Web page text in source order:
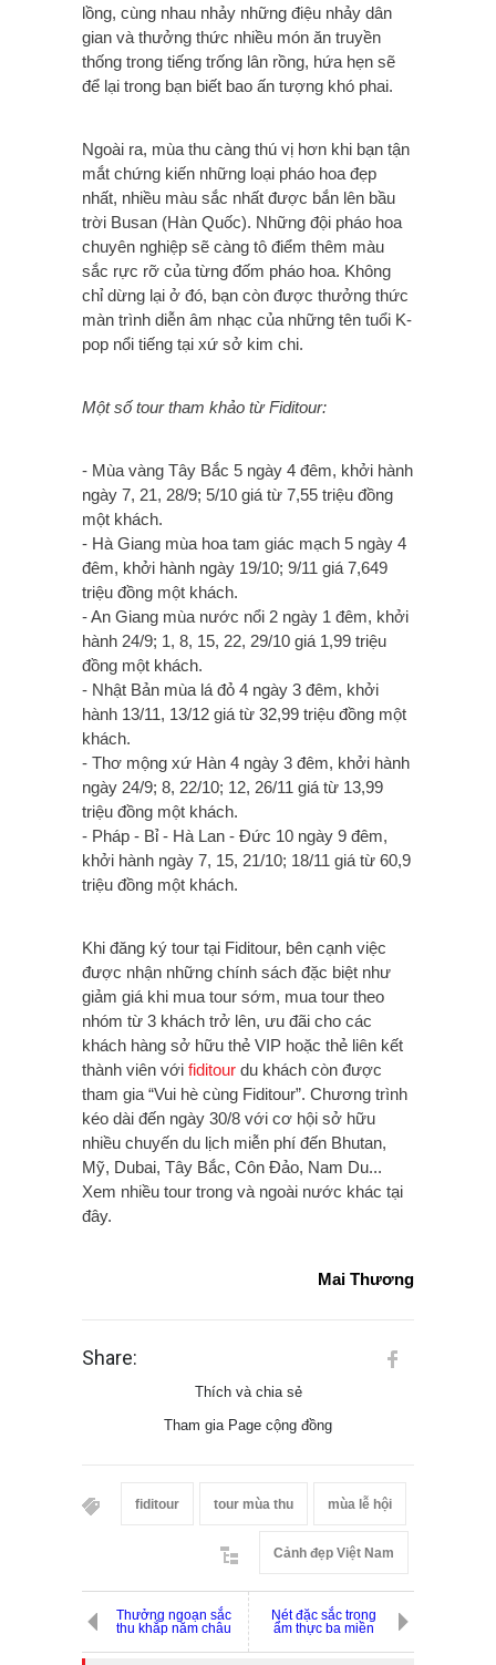
lồng, cùng nhau nhảy những điệu nhảy dân
gian và thưởng thức nhiều món ăn truyền
thống trong tiếng trống lân rồng, hứa hẹn sẽ
để lại trong bạn biết bao ấn tượng khó phai.
Ngoài ra, mùa thu càng thú vị hơn khi bạn tận
mắt chứng kiến những loại pháo hoa đẹp
nhất, nhiều màu sắc nhất được bắn lên bầu
trời Busan (Hàn Quốc). Những đội pháo hoa
chuyên nghiệp sẽ càng tô điểm thêm màu
sắc rực rỡ của từng đốm pháo hoa. Không
chỉ dừng lại ở đó, bạn còn được thưởng thức
màn trình diễn âm nhạc của những tên tuổi K-
pop nổi tiếng tại xứ sở kim chi.
Một số tour tham khảo từ Fiditour:
- Mùa vàng Tây Bắc 5 ngày 4 đêm, khởi hành
ngày 7, 21, 28/9; 5/10 giá từ 7,55 triệu đồng
một khách.
- Hà Giang mùa hoa tam giác mạch 5 ngày 4
đêm, khởi hành ngày 19/10; 9/11 giá 7,649
triệu đồng một khách.
- An Giang mùa nước nổi 2 ngày 1 đêm, khởi
hành 24/9; 1, 8, 15, 22, 29/10 giá 1,99 triệu
đồng một khách.
- Nhật Bản mùa lá đỏ 4 ngày 3 đêm, khởi
hành 13/11, 13/12 giá từ 32,99 triệu đồng một
khách.
- Thơ mộng xứ Hàn 4 ngày 3 đêm, khởi hành
ngày 24/9; 8, 22/10; 12, 26/11 giá từ 13,99
triệu đồng một khách.
- Pháp - Bỉ - Hà Lan - Đức 10 ngày 9 đêm,
khởi hành ngày 7, 15, 21/10; 18/11 giá từ 60,9
triệu đồng một khách.
Khi đăng ký tour tại Fiditour, bên cạnh việc
được nhận những chính sách đặc biệt như
giảm giá khi mua tour sớm, mua tour theo
nhóm từ 3 khách trở lên, ưu đãi cho các
khách hàng sở hữu thẻ VIP hoặc thẻ liên kết
thành viên với fiditour du khách còn được
tham gia “Vui hè cùng Fiditour”. Chương trình
kéo dài đến ngày 30/8 với cơ hội sở hữu
nhiều chuyến du lịch miễn phí đến Bhutan,
Mỹ, Dubai, Tây Bắc, Côn Đảo, Nam Du...
Xem nhiều tour trong và ngoài nước khác tại
đây.
Mai Thương
Share:
Thích và chia sẻ
Tham gia Page cộng đồng
fiditour tour mùa thu mùa lễ hội
Cảnh đẹp Việt Nam
Thưởng ngoạn sắc
thu khắp năm châu
Nét đặc sắc trong
ẩm thực ba miền